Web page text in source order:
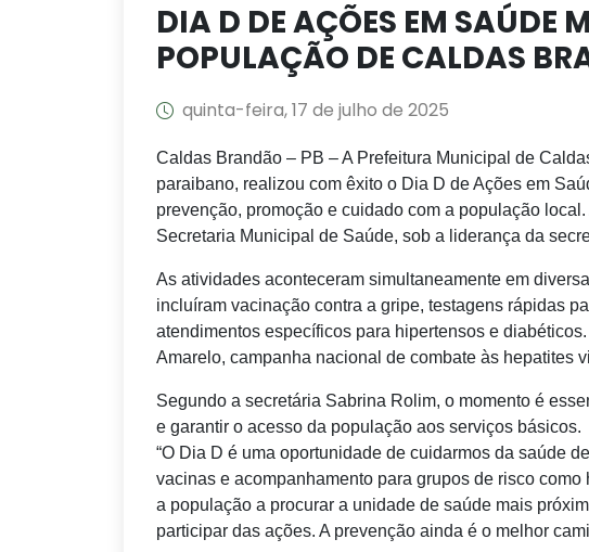
DIA D DE AÇÕES EM SAÚDE
POPULAÇÃO DE CALDAS
quinta-feira, 17 de julho de 2025
Caldas Brandão – PB – A Prefeitura Municipal de
paraibano, realizou com êxito o Dia D de Ações em
prevenção, promoção e cuidado com a população
Secretaria Municipal de Saúde, sob a liderança da
As atividades aconteceram simultaneamente em
incluíram vacinação contra a gripe, testagens rápidas
atendimentos específicos para hipertensos e
Amarelo, campanha nacional de combate às hepatites
Segundo a secretária Sabrina Rolim, o momento é
e garantir o acesso da população aos serviços básicos.
“O Dia D é uma oportunidade de cuidarmos da saúde
vacinas e acompanhamento para grupos de risco
a população a procurar a unidade de saúde mais
participar das ações. A prevenção ainda é o melhor